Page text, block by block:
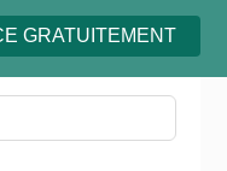
GRATUITEMENT